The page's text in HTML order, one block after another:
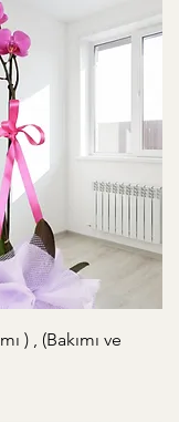
) , (Bakımı ve